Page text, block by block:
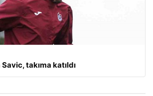
takıma katıldı